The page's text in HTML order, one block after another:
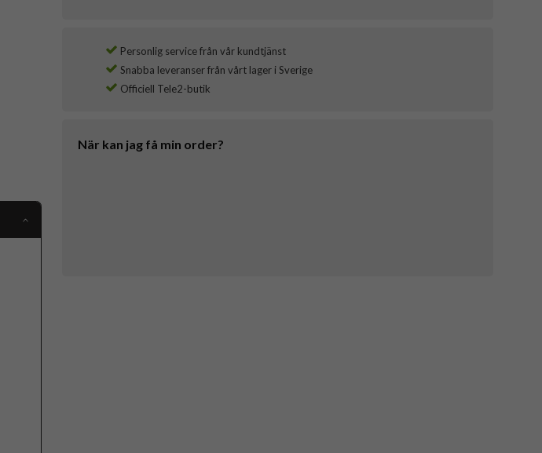
Personlig service från vår kundtjänst
Snabba leveranser från vårt lager i Sverige
Officiell Tele2-butik
När kan jag få min order?